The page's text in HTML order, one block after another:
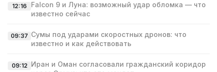
12:16
Falcon 9 и Луна: возможный удар обломка — что
известно сейчас
09:37 Сумы под ударами скоростных дронов: что
известно и как действовать
09:12 Иран и Оман согласовали гражданский коридор